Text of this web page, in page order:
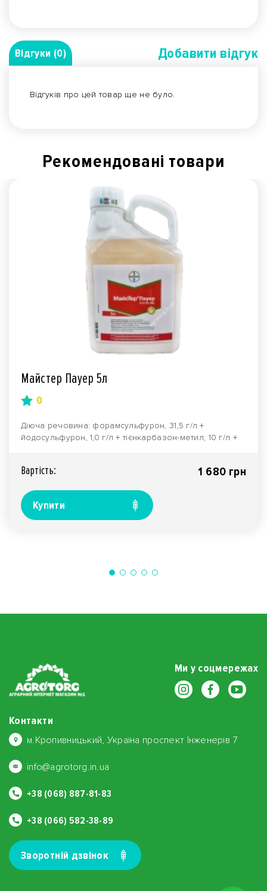
Відгуки (0) Добавити вiдгук
Відгуків про цей товар ще не було.
Рекомендованi товари
Майстер Пауер 5л
0
Діюча речовина: форамсульфурон, 31,5 г/л +
йодосульфурон, 1,0 г/л + тієнкарбазон-метил, 10 г/л +
Вартiсть: 1 680 грн
Купити
Ми у соцмережах
Контакти
м.Кропивницький, Україна проспект Інженерів 7
info@agrotorg.in.ua
+38 (068) 887-81-83
+38 (066) 582-38-89
Зворотнiй дзвiнок